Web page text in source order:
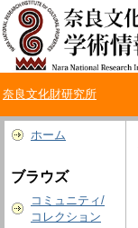
奈良文化財研究所
ホーム
ブラウズ
コミュニティ/
コレクション